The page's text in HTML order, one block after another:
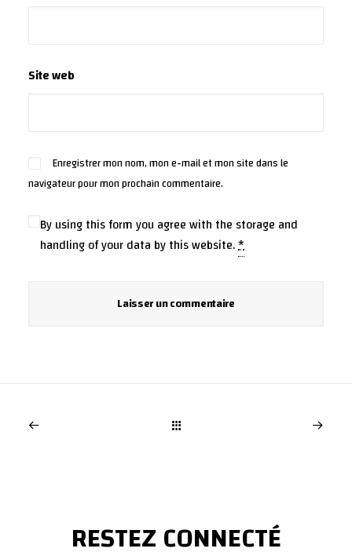
Site web
Enregistrer mon nom, mon e-mail et mon site dans le
navigateur pour mon prochain commentaire.
By using this form you agree with the storage and
handling of your data by this website.*
RESTEZ CONNECTÉ